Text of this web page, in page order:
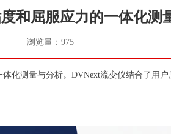
和屈服应力的一体化测
浏览量： 975
化测量与分析。DVNext流变仪结合了用